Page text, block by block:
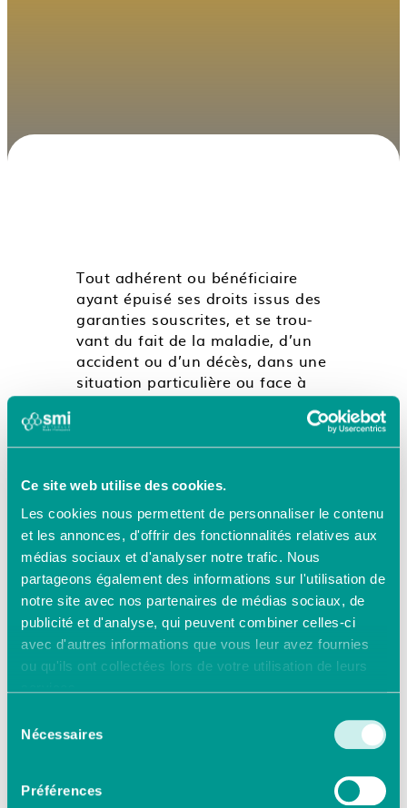
Ce site web utilise des cookies.
Les cookies nous permettent de personnaliser le contenu
et les annonces, d'offrir des fonctionnalités relatives aux
médias sociaux et d'analyser notre trafic. Nous
partageons également des informations sur l'utilisation de
notre site avec nos partenaires de médias sociaux, de
publicité et d'analyse, qui peuvent combiner celles-ci
avec d'autres informations que vous leur avez fournies
ou qu'ils ont collectées lors de votre utilisation de leurs
Nécessaires
Préférences
Tout adhérent ou bénéficiaire
ayant épuisé ses droits issus des
garanties souscrites, et se trou­
vant du fait de la maladie, d’un
accident ou d’un décès, dans une
situation particulière ou face à
des charges imprévues, peut
exceptionnel.
Vous pouvez saisir le fonds
un formulaire dont vous pouvez
faire la demande :
par téléphone au numéro
d’appel figurant sur votre
attestation de tiers payant ;
par courrier ou en agence.
Attention, l’attribution d’une aide
financière ne présente pas de
dossier est appréciée au cas par
situation familiale, ressources